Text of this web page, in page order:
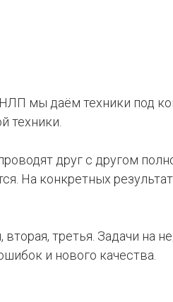
мы даём техники под
техники.
друг с другом
На конкретных
третья. Задачи на
и нового качества.